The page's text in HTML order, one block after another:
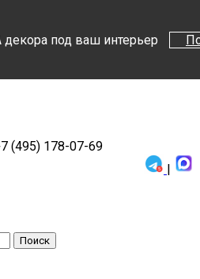
под ваш интерьер
(495) 178-07-69
|
Поиск